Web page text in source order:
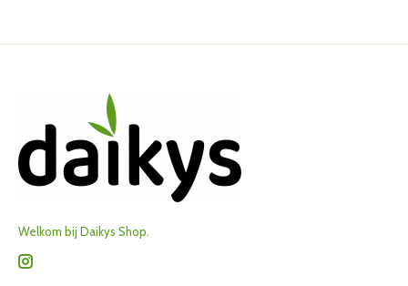
Welkom bij Daikys Shop.